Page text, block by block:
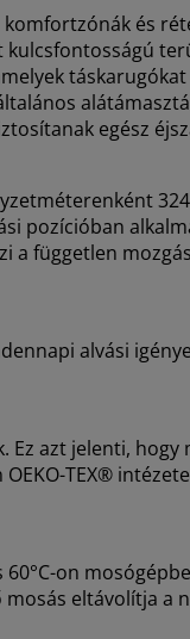
és
egész
pozícióban
a független
alvási
Ez azt jelenti,
TEX®
on
eltávolítja a